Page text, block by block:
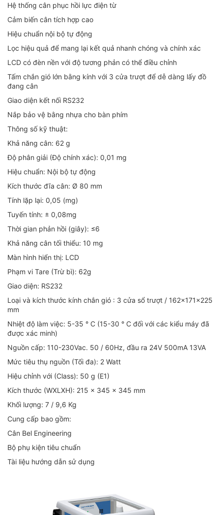
Hệ thống cân phục hồi lực điện từ
Cảm biến cân tích hợp cao
Hiệu chuẩn nội bộ tự động
Lọc hiệu quả để mang lại kết quả nhanh chóng và chính xác
LCD có đèn nền với độ tương phản có thể điều chỉnh
Tấm chắn gió lớn bằng kính với 3 cửa trượt để dễ dàng lấy đồ
đang cân
Giao diện kết nối RS232
Nắp bảo vệ bằng nhựa cho bàn phím
Thông số kỹ thuật:
Khả năng cân: 62 g
Độ phân giải (Độ chính xác): 0,01 mg
Hiệu chuẩn: Nội bộ tự động
Kích thước đĩa cân: Ø 80 mm
Tính lặp lại: 0,05 (mg)
Tuyến tính: ± 0,08mg
Thời gian phản hồi (giây): ≤6
Khả năng cân tối thiểu: 10 mg
Màn hình hiển thị: LCD
Phạm vi Tare (Trừ bì): 62g
Giao diện: RS232
Loại và kích thước kính chắn gió : 3 cửa sổ trượt / 162x171x225
mm
Nhiệt độ làm việc: 5-35 ° C (15-30 ° C đối với các kiểu máy đã
được xác minh)
Nguồn cấp: 110-230Vac. 50 / 60Hz, đầu ra 24V 500mA 13VA
Mức tiêu thụ nguồn (Tối đa): 2 Watt
Hiệu chỉnh với (Class): 50 g (E1)
Kích thước (WXLXH): 215 x 345 x 345 mm
Khối lượng: 7 / 9,6 Kg
Cung cấp bao gồm:
Cân Bel Engineering
Bộ phụ kiện tiêu chuẩn
Tài liệu hướng dẫn sử dụng